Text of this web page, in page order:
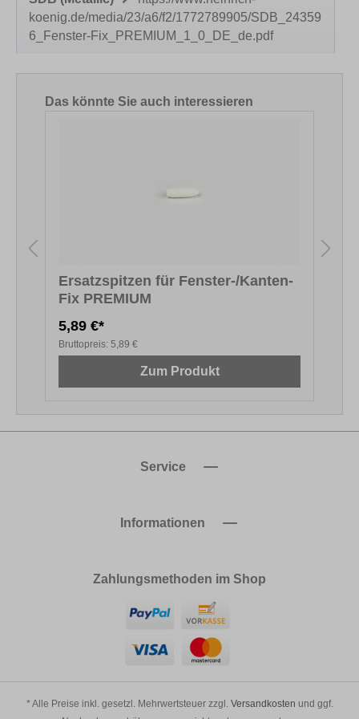
koenig.de/media/23/a6/f2/1772789905/SDB_24359
6_Fenster-Fix_PREMIUM_1_0_DE_de.pdf
Produktgalerie überspringen
Das könnte Sie auch interessieren
Ersatzspitzen für Fenster-/Kanten-
Fix PREMIUM
5,89 €*
Bruttopreis: 5,89 €
Zum Produkt
Service
Informationen
Zahlungsmethoden im Shop
* Alle Preise inkl. gesetzl. Mehrwertsteuer zzgl. Versandkosten und ggf.